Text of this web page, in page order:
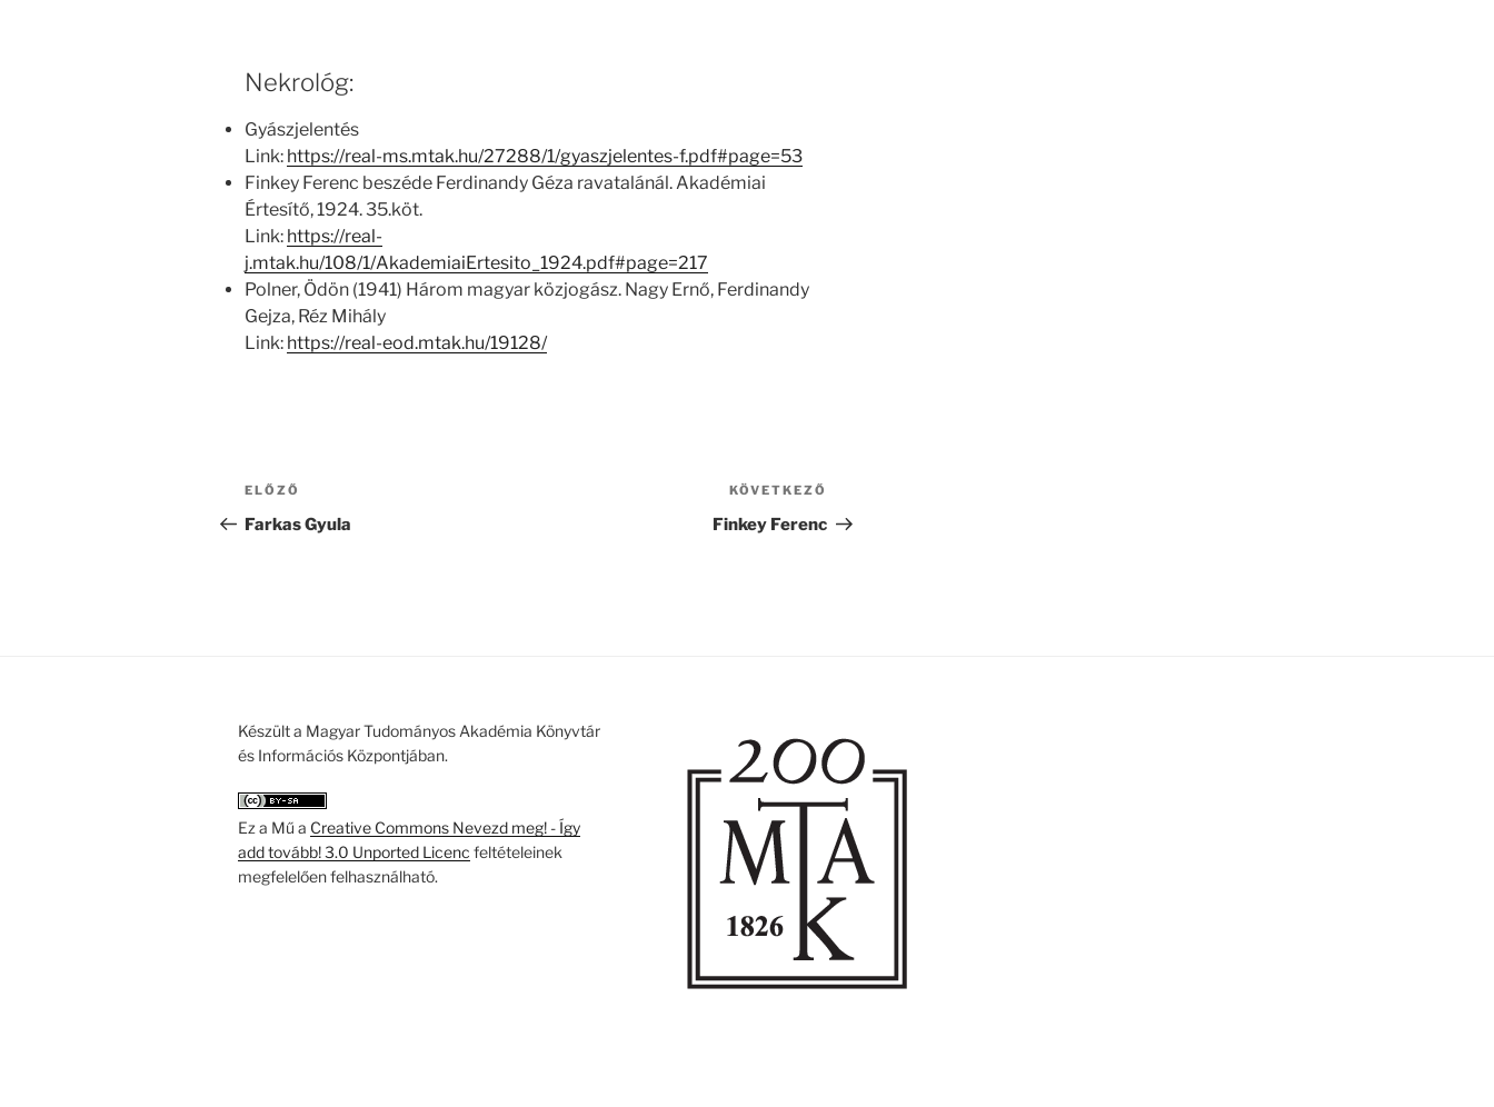
Nekrológ:
Gyászjelentés
Link: https://real-ms.mtak.hu/27288/1/gyaszjelentes-f.pdf#page=53
Finkey Ferenc beszéde Ferdinandy Géza ravatalánál. Akadémiai
Értesítő, 1924. 35.köt.
Link: https://real-
j.mtak.hu/108/1/AkademiaiErtesito_1924.pdf#page=217
Polner, Ödön (1941) Három magyar közjogász. Nagy Ernő, Ferdinandy
Gejza, Réz Mihály
Link: https://real-eod.mtak.hu/19128/
Bejegyzés
navigáció
Korábbi
bejegyzés
ELŐZŐ
Farkas Gyula
bejegyzés
KÖVETKEZŐ
Finkey Ferenc
Készült a Magyar Tudományos Akadémia Könyvtár
és Információs Központjában.
Ez a Mű a Creative Commons Nevezd meg! - Így
add tovább! 3.0 Unported Licenc feltételeinek
megfelelően felhasználható.